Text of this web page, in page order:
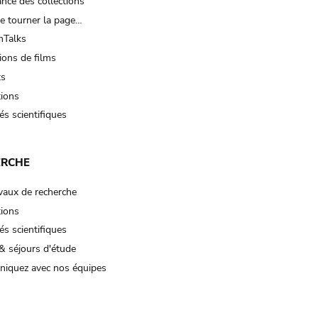
tourner la page…
de films
scientifiques
de recherche
scientifiques
séjours d'étude
avec nos équipes